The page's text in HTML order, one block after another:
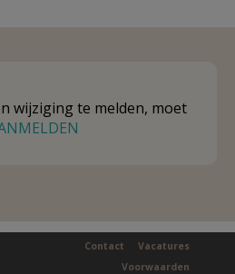
wijziging te melden, moet
Vacatures
Contact
Voorwaarden